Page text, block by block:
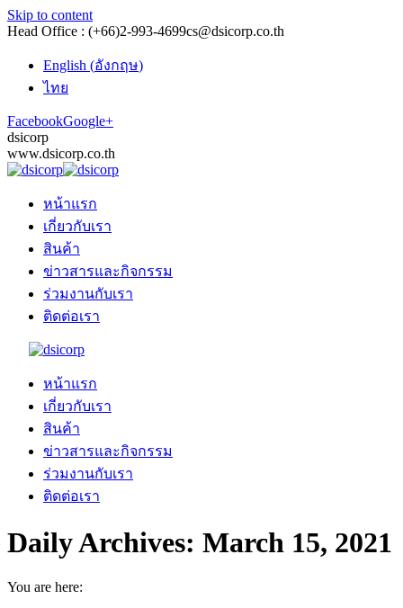
Skip to content
Head Office : (+66)2-993-4699cs@dsicorp.co.th
English (อังกฤษ)
ไทย
FacebookGoogle+
dsicorp
www.dsicorp.co.th
หน้าแรก
เกี่ยวกับเรา
สินค้า
ข่าวสารและกิจกรรม
ร่วมงานกับเรา
ติดต่อเรา
หน้าแรก
เกี่ยวกับเรา
สินค้า
ข่าวสารและกิจกรรม
ร่วมงานกับเรา
ติดต่อเรา
Daily Archives: March 15, 2021
You are here: